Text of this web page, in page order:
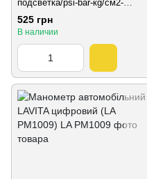
подсветка/psi-bar-кg/см2-
kpa/0~10 (АС-106)
525 грн
В наличии